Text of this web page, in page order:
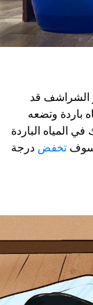
الشراشف قد
باردة وتضعه
المياه الباردة
تخفض درجة